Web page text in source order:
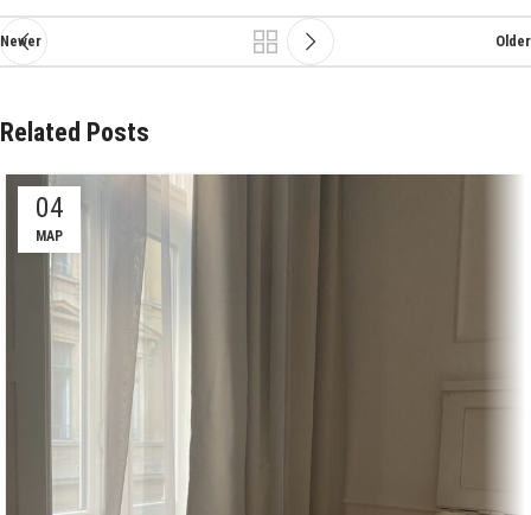
Newer Older
Related Posts
04
ΜΑΡ